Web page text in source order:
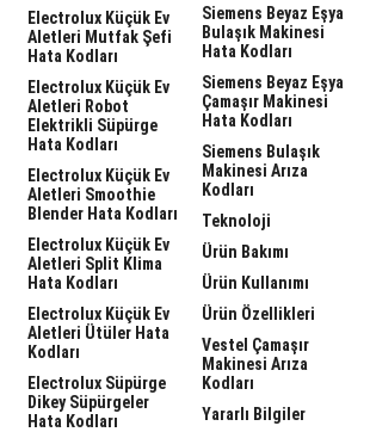
Electrolux Küçük Ev
Aletleri Mutfak Şefi
Hata Kodları
Electrolux Küçük Ev
Aletleri Robot
Elektrikli Süpürge
Hata Kodları
Electrolux Küçük Ev
Aletleri Smoothie
Blender Hata Kodları
Electrolux Küçük Ev
Aletleri Split Klima
Hata Kodları
Electrolux Küçük Ev
Aletleri Ütüler Hata
Kodları
Electrolux Süpürge
Dikey Süpürgeler
Hata Kodları
Siemens Beyaz Eşya
Bulaşık Makinesi
Hata Kodları
Siemens Beyaz Eşya
Çamaşır Makinesi
Hata Kodları
Siemens Bulaşık
Makinesi Arıza
Kodları
Teknoloji
Ürün Bakımı
Ürün Kullanımı
Ürün Özellikleri
Vestel Çamaşır
Makinesi Arıza
Kodları
Yararlı Bilgiler